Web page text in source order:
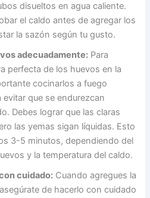
disueltos en agua caliente.
el caldo antes de agregar los
la sazón según tu gusto.
adecuadamente: Para
perfecta de los huevos en la
cocinarlos a fuego
que se endurezcan
Debes lograr que las claras
las yemas sigan líquidas. Esto
3-5 minutos, dependiendo del
y la temperatura del caldo.
cuidado: Cuando agregues la
de hacerlo con cuidado